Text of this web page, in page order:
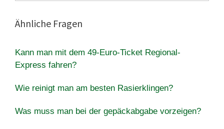
Ähnliche Fragen
Kann man mit dem 49-Euro-Ticket Regional-
Express fahren?
Wie reinigt man am besten Rasierklingen?
Was muss man bei der gepäckabgabe vorzeigen?